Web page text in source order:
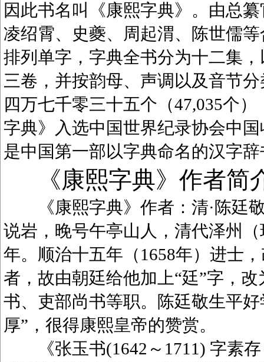
因此书名叫《康熙字典》。由总
凌绍霄、史夔、周起渭、陈世儒
排列单字，字典全书分为十二集
三卷，并按韵母、声调以及音节
四万七千零三十五个（47,035个
字典》入选中国世界纪录协会中
是中国第一部以字典命名的汉字辞
《康熙字典》作者简
《康熙字典》作者：清·陈廷敬
说岩，晚号午亭山人，清代泽州
年。顺治十五年（1658年）进士
者，故由朝廷给他加上“廷”字，
书、吏部尚书等职。陈廷敬生平
厚”，很得康熙皇帝的赞赏。
《张玉书(1642～1711) 字素存